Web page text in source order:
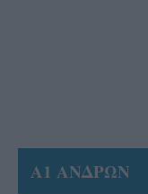
Α1 ΑΝΔΡΩΝ